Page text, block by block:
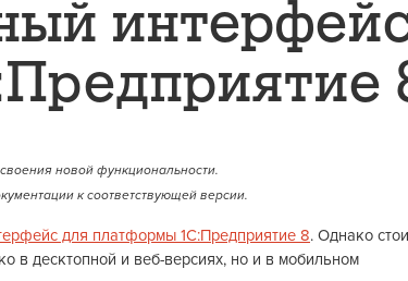
новой функциональности.
к соответствующей версии.
для платформы 1С:Предприятие 8. Однако
в десктопной и веб-версиях, но и в мобильном